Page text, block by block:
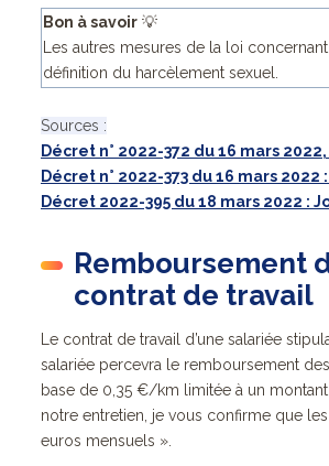
Bon à savoir 💡
Les autres mesures de la loi
définition du harcèlement sexuel.
Sources :
Décret n° 2022-372 du 16 mars
Décret n° 2022-373 du 16 mars
Décret 2022-395 du 18 mars 2022 :
Remboursement
contrat de travail
Le contrat de travail d’une salariée
salariée percevra le remboursement
base de 0,35 €/km limitée à un
notre entretien, je vous confirme que
euros mensuels ».